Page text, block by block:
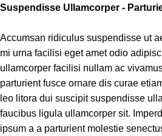
Suspendisse Ullamcorper -
Accumsan ridiculus suspendisse ut
mi urna facilisi eget amet odio
ullamcorper facilisi nullam ac
parturient fusce ornare dis curae
leo litora dui suscipit suspendisse
faucibus ligula ullamcorper sit.
ipsum a a parturient molestie